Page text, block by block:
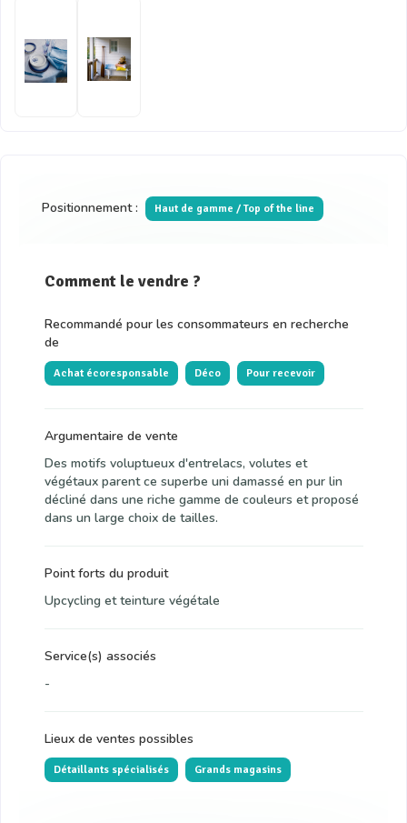
Positionnement : Haut de gamme / Top of the line
Comment le vendre ?
Recommandé pour les consommateurs en recherche
de
Achat écoresponsable Déco Pour recevoir
Argumentaire de vente
Des motifs voluptueux d'entrelacs, volutes et
végétaux parent ce superbe uni damassé en pur lin
décliné dans une riche gamme de couleurs et proposé
dans un large choix de tailles.
Point forts du produit
Upcycling et teinture végétale
Service(s) associés
-
Lieux de ventes possibles
Détaillants spécialisés Grands magasins